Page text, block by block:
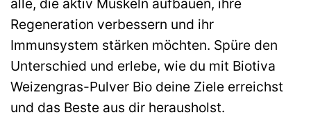
alle, die aktiv Muskeln aufbauen, ihre
Regeneration verbessern und ihr
Immunsystem stärken möchten. Spüre den
Unterschied und erlebe, wie du mit Biotiva
Weizengras-Pulver Bio deine Ziele erreichst
und das Beste aus dir herausholst.